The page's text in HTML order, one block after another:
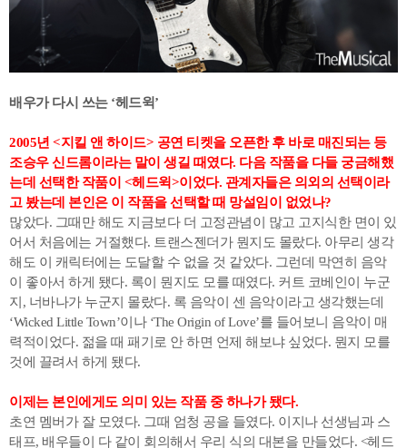
배우가 다시 쓰는 ‘헤드윅’
2005년 <지킬 앤 하이드> 공연 티켓을 오픈한 후 바로 매진되는 등
조승우 신드롬이라는 말이 생길 때였다. 다음 작품을 다들 궁금해했
는데 선택한 작품이 <헤드윅>이었다. 관계자들은 의외의 선택이라
고 봤는데 본인은 이 작품을 선택할 때 망설임이 없었나?
많았다. 그때만 해도 지금보다 더 고정관념이 많고 고지식한 면이 있
어서 처음에는 거절했다. 트랜스젠더가 뭔지도 몰랐다. 아무리 생각
해도 이 캐릭터에는 도달할 수 없을 것 같았다. 그런데 막연히 음악
이 좋아서 하게 됐다. 록이 뭔지도 모를 때였다. 커트 코베인이 누군
지, 너바나가 누군지 몰랐다. 록 음악이 센 음악이라고 생각했는데
‘Wicked Little Town’이나 ‘The Origin of Love’를 들어보니 음악이 매
력적이었다. 젊을 때 패기로 안 하면 언제 해보냐 싶었다. 뭔지 모를
것에 끌려서 하게 됐다.
이제는 본인에게도 의미 있는 작품 중 하나가 됐다.
초연 멤버가 잘 모였다. 그때 엄청 공을 들였다. 이지나 선생님과 스
태프, 배우들이 다 같이 회의해서 우리 식의 대본을 만들었다. <헤드